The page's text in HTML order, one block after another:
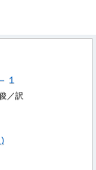
１
／訳
)